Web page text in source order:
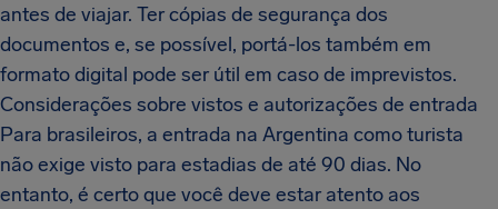
antes de viajar. Ter cópias de segurança dos
documentos e, se possível, portá-los também em
formato digital pode ser útil em caso de imprevistos.
Considerações sobre vistos e autorizações de entrada
Para brasileiros, a entrada na Argentina como turista
não exige visto para estadias de até 90 dias. No
entanto, é certo que você deve estar atento aos